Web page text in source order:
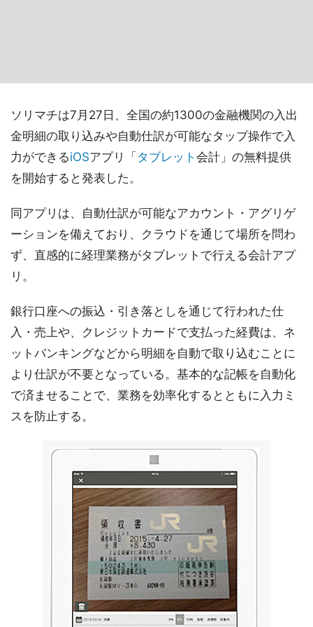
ソリマチは7月27日、全国の約1300の金融機関の入出
金明細の取り込みや自動仕訳が可能なタップ操作で入
力ができるiOSアプリ「 タブレット 会計」の無料提供
を開始すると発表した。
同アプリは、自動仕訳が可能なアカウント・アグリゲ
ーションを備えており、クラウドを通じて場所を問わ
ず、直感的に経理業務がタブレットで行える会計アプ
リ。
銀行口座への振込・引き落としを通じて行われた仕
入・売上や、クレジットカードで支払った経費は、ネ
ットバンキングなどから明細を自動で取り込むことに
より仕訳が不要となっている。基本的な記帳を自動化
で済ませることで、業務を効率化するとともに入力ミ
スを防止する。